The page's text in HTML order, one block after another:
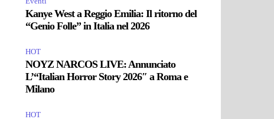
Kanye West a Reggio Emilia: Il ritorno del
“Genio Folle” in Italia nel 2026
HOT
NOYZ NARCOS LIVE: Annunciato
L’“Italian Horror Story 2026″ a Roma e
Milano
HOT